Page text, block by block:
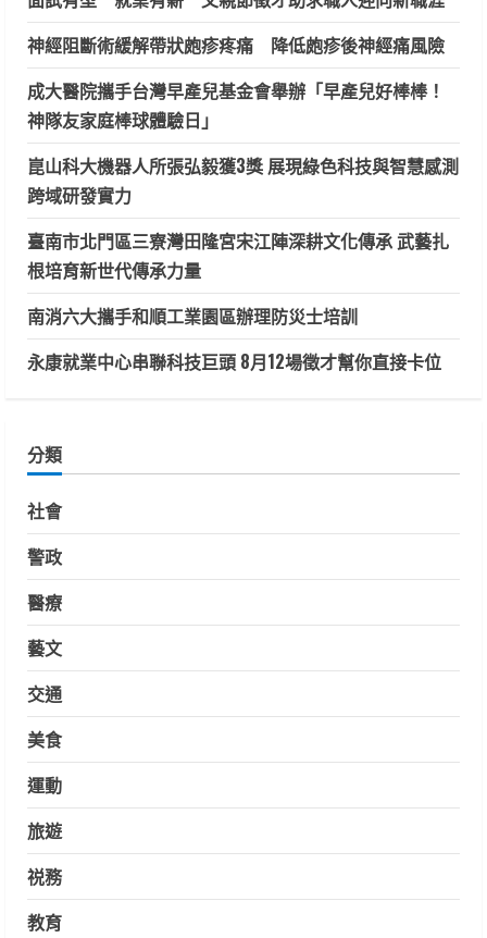
神經阻斷術緩解帶狀皰疹疼痛 降低皰疹後神經痛風險
成大醫院攜手台灣早產兒基金會舉辦「早產兒好棒棒！
神隊友家庭棒球體驗日」
崑山科大機器人所張弘毅獲3獎 展現綠色科技與智慧感測
跨域研發實力
臺南市北門區三寮灣田隆宮宋江陣深耕文化傳承 武藝扎
根培育新世代傳承力量
南消六大攜手和順工業園區辦理防災士培訓
永康就業中心串聯科技巨頭 8月12場徵才幫你直接卡位
分類
社會
警政
醫療
藝文
交通
美食
運動
旅遊
祱務
教育